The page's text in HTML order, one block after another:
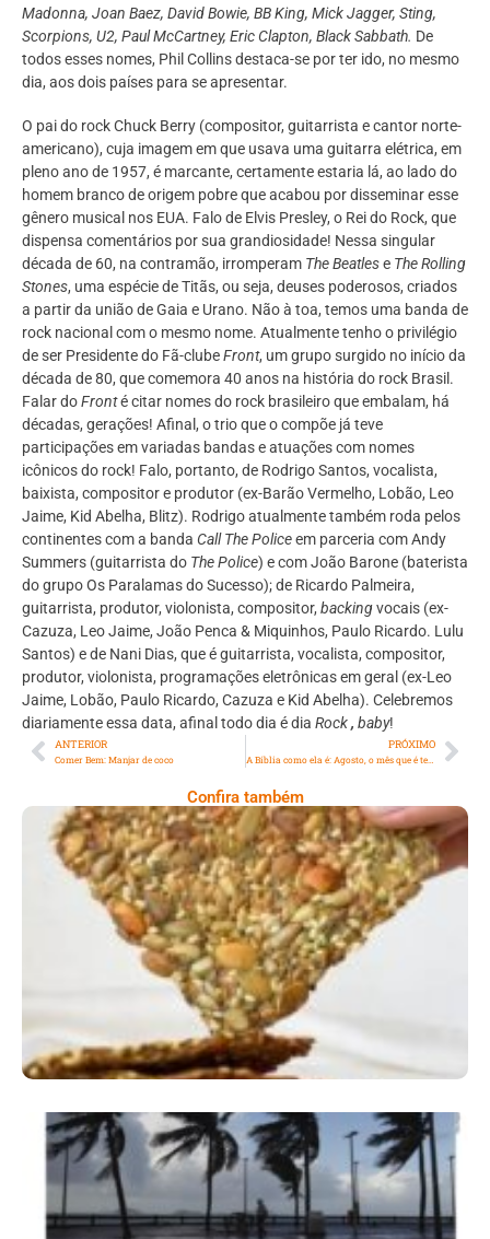
Madonna, Joan Baez, David Bowie, BB King, Mick Jagger, Sting,
Scorpions, U2, Paul McCartney, Eric Clapton, Black Sabbath. De
todos esses nomes, Phil Collins destaca-se por ter ido, no mesmo
dia, aos dois países para se apresentar.
O pai do rock Chuck Berry (compositor, guitarrista e cantor norte-
americano), cuja imagem em que usava uma guitarra elétrica, em
pleno ano de 1957, é marcante, certamente estaria lá, ao lado do
homem branco de origem pobre que acabou por disseminar esse
gênero musical nos EUA. Falo de Elvis Presley, o Rei do Rock, que
dispensa comentários por sua grandiosidade! Nessa singular
década de 60, na contramão, irromperam The Beatlese The Rolling
Stones, uma espécie de Titãs, ou seja, deuses poderosos, criados
a partir da união de Gaia e Urano. Não à toa, temos uma banda de
rock nacional com o mesmo nome. Atualmente tenho o privilégio
de ser Presidente do Fã-clubeFront, um grupo surgido no início da
década de 80, que comemora 40 anos na história do rock Brasil.
Falar doFronté citar nomes do rock brasileiro que embalam, há
décadas, gerações! Afinal, o trio que o compõe já teve
participações em variadas bandas e atuações com nomes
icônicos do rock! Falo, portanto, de Rodrigo Santos, vocalista,
baixista, compositor e produtor (ex-Barão Vermelho, Lobão, Leo
Jaime, Kid Abelha, Blitz). Rodrigo atualmente também roda pelos
continentes com a banda Call The Policeem parceria com Andy
Summers (guitarrista do The Police) e com João Barone (baterista
do grupo Os Paralamas do Sucesso); de Ricardo Palmeira,
guitarrista, produtor, violonista, compositor, backingvocais (ex-
Cazuza, Leo Jaime, João Penca & Miquinhos, Paulo Ricardo. Lulu
Santos) e de Nani Dias, que é guitarrista, vocalista, compositor,
produtor, violonista, programações eletrônicas em geral (ex-Leo
Jaime, Lobão, Paulo Ricardo, Cazuza e Kid Abelha). Celebremos
diariamente essa data, afinal todo dia é dia Rock, baby!
ANTERIOR
Comer Bem: Manjar de coco
PRÓXIMO
A Bíblia como ela é: Agosto, o mês que é temido por alguns e bem-vindo por muitos!
Confira também
Comer Bem: Cracker De Sementes
Ano X – Número 366 01 A 07 De Agosto De
2026